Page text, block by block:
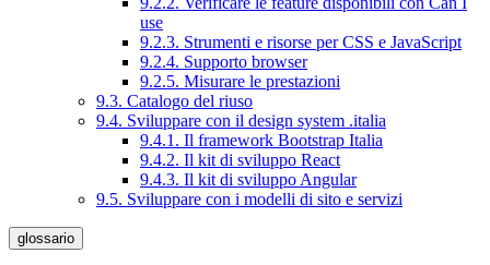
use
9.2.3. Strumenti e risorse per CSS e JavaScript
9.2.4. Supporto browser
9.2.5. Misurare le prestazioni
9.3. Catalogo del riuso
9.4. Sviluppare con il design system .italia
9.4.1. Il framework Bootstrap Italia
9.4.2. Il kit di sviluppo React
9.4.3. Il kit di sviluppo Angular
9.5. Sviluppare con i modelli di sito e servizi
glossario